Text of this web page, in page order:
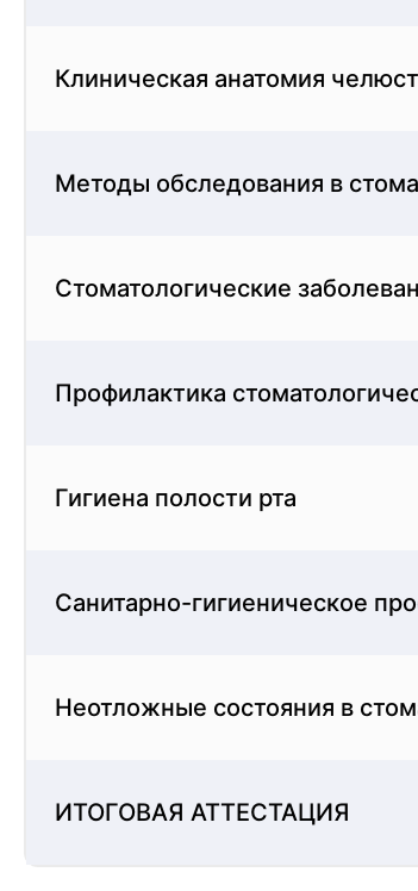
Клиническая анатомия
Методы обследования в
Стоматологические
Профилактика
Гигиена полости рта
Санитарно-гигиеническое
Неотложные состояния в
ИТОГОВАЯ АТТЕСТАЦИЯ